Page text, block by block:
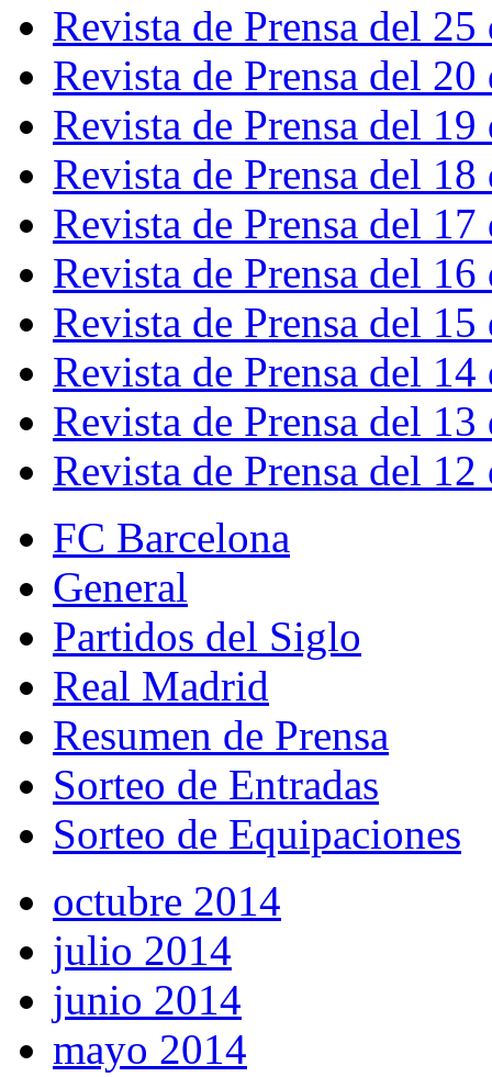
Revista de Prensa del
Revista de Prensa del
Revista de Prensa del
Revista de Prensa del
Revista de Prensa del
Revista de Prensa del
Revista de Prensa del
Revista de Prensa del
Revista de Prensa del
Revista de Prensa del
FC Barcelona
General
Partidos del Siglo
Real Madrid
Resumen de Prensa
Sorteo de Entradas
Sorteo de Equipaciones
octubre 2014
julio 2014
junio 2014
mayo 2014